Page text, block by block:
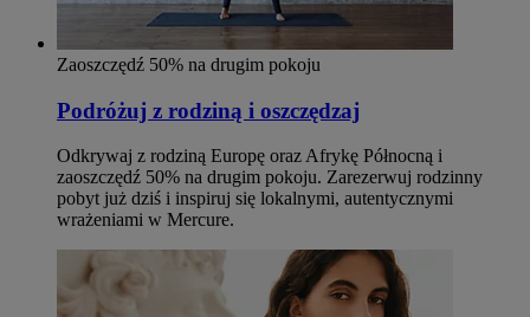
Zaoszczędź 50% na drugim pokoju
Podróżuj z rodziną i oszczędzaj
Odkrywaj z rodziną Europę oraz Afrykę Północną i
zaoszczędź 50% na drugim pokoju. Zarezerwuj rodzinny
pobyt już dziś i inspiruj się lokalnymi, autentycznymi
wrażeniami w Mercure.